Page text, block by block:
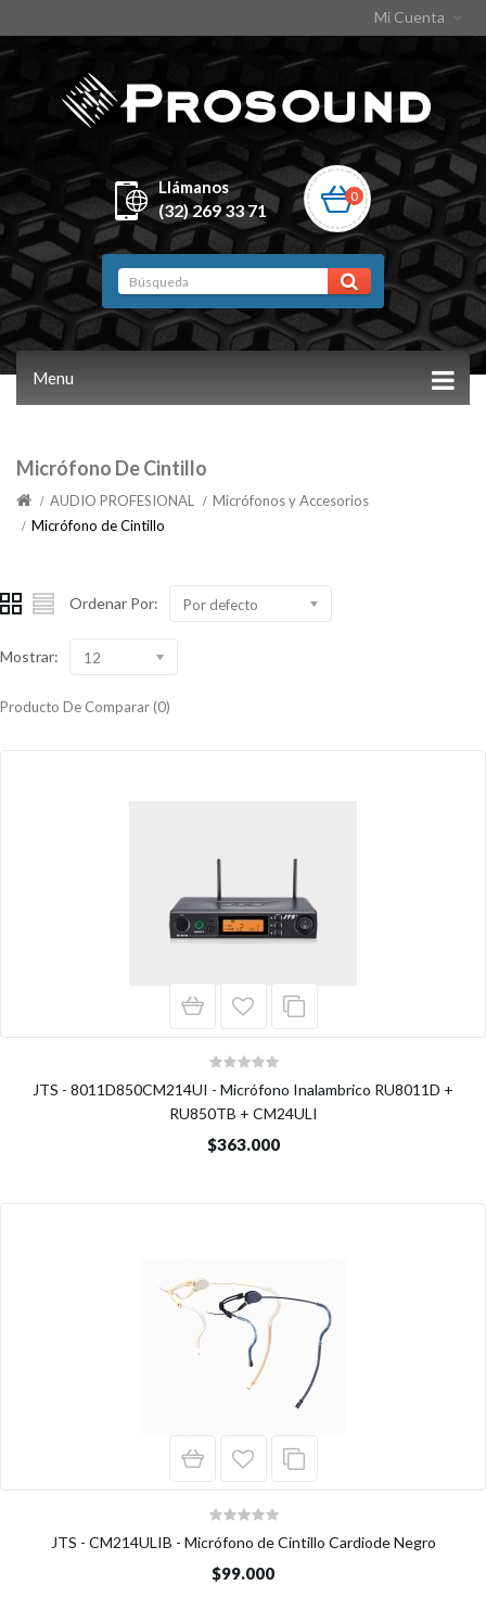
Mi Cuenta
Llámanos
(32) 269 33 71
0
Menu
Micrófono De Cintillo
AUDIO PROFESIONAL
Micrófonos y Accesorios
Micrófono de Cintillo
Ordenar Por: Por defecto
Mostrar: 12
Producto De Comparar (0)
JTS - 8011D850CM214UI - Micrófono Inalambrico RU8011D +
RU850TB + CM24ULI
$363.000
JTS - CM214ULIB - Micrófono de Cintillo Cardiode Negro
$99.000